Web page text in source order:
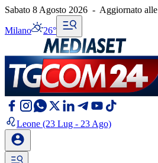
Sabato 8 Agosto 2026 - Aggiornato alle
Milano 26°
Leone (23 Lug - 23 Ago)